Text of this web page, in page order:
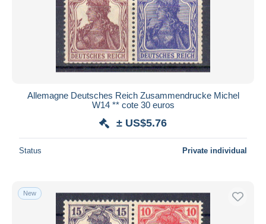
Allemagne Deutsches Reich Zusammendrucke Michel
W14 ** cote 30 euros
± US$5.76
Status Private individual
New